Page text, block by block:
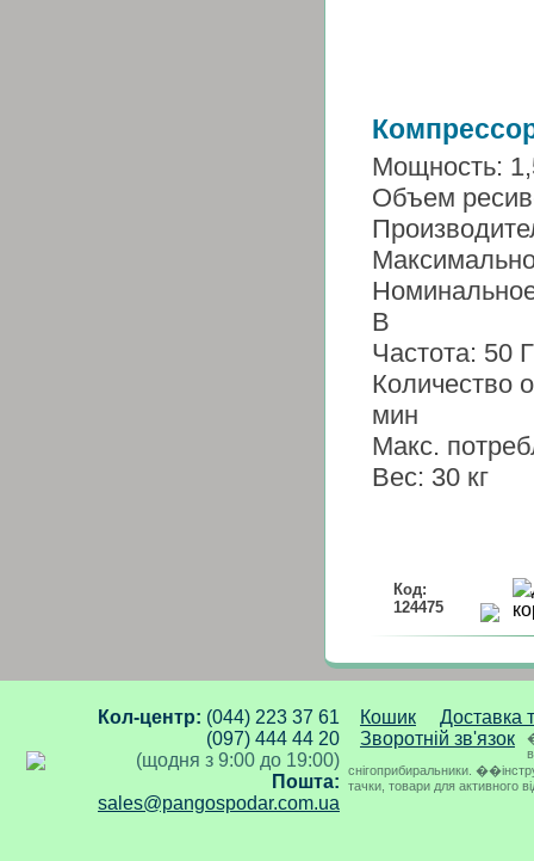
Мощность:
Объем
В
Частота: 50
Количество
мин
Макс.
Вес: 30 кг
Код:
124475
Кол-центр: (044) 223 37 61
(097) 444 44 20
(щодня з 9:00 до 19:00)
Пошта:
sales@pangospodar.com.ua
Кошик
Доставка
Зворотній зв'язок
снігоприбиральники.
тачки, товари для активного